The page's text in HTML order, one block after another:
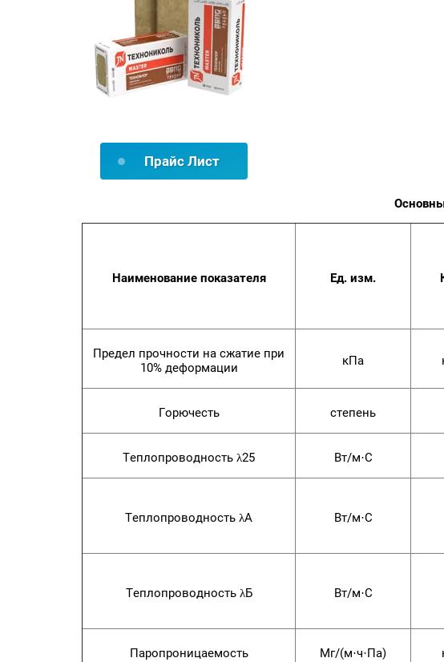
Прайс Лист
Наименование показателя Ед. изм.
Предел прочности на сжатие при
10% деформации
кПа
Горючесть степень
Теплопроводность λ25 Вт/м·С
Теплопроводность λА Вт/м·С
Теплопроводность λБ Вт/м·С
Паропроницаемость Мг/(м·ч·Па)